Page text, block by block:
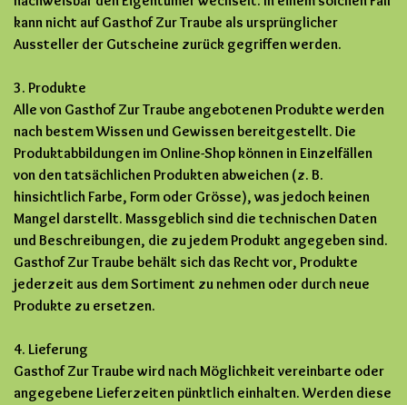
kann nicht auf Gasthof Zur Traube als ursprünglicher
Aussteller der Gutscheine zurück gegriffen werden.
3. Produkte
Alle von Gasthof Zur Traube angebotenen Produkte werden
nach bestem Wissen und Gewissen bereitgestellt. Die
Produktabbildungen im Online-Shop können in Einzelfällen
von den tatsächlichen Produkten abweichen (z. B.
hinsichtlich Farbe, Form oder Grösse), was jedoch keinen
Mangel darstellt. Massgeblich sind die technischen Daten
und Beschreibungen, die zu jedem Produkt angegeben sind.
Gasthof Zur Traube behält sich das Recht vor, Produkte
jederzeit aus dem Sortiment zu nehmen oder durch neue
Produkte zu ersetzen.
4. Lieferung
Gasthof Zur Traube wird nach Möglichkeit vereinbarte oder
angegebene Lieferzeiten pünktlich einhalten. Werden diese